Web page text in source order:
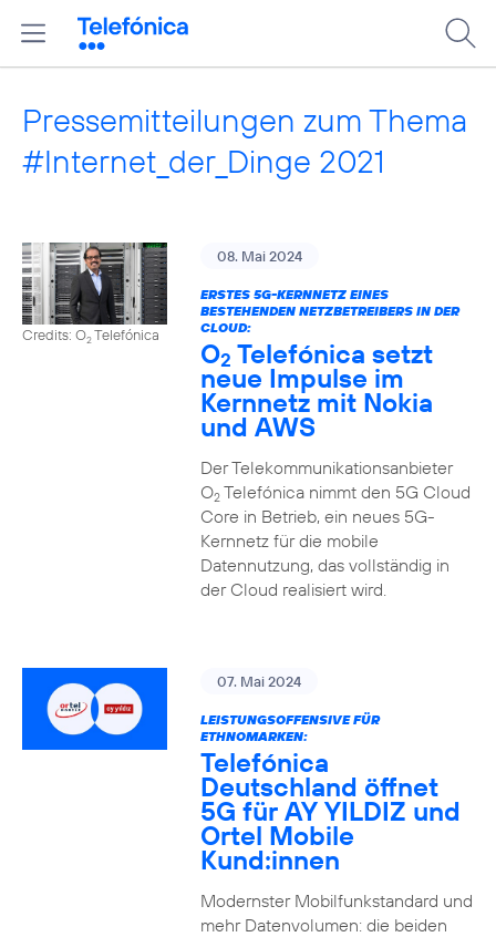
Pressemitteilungen zum Thema
#Internet_der_Dinge 2021
Credits: O2Telefónica
08. Mai 2024
ERSTES 5G-KERNNETZ EINES
BESTEHENDEN NETZBETREIBERS IN DER
CLOUD:
O2 Telefónica setzt
neue Impulse im
Kernnetz mit Nokia
und AWS
Der Telekommunikationsanbieter
O2Telefónica nimmt den 5G Cloud
Core in Betrieb, ein neues 5G-
Kernnetz für die mobile
Datennutzung, das vollständig in
der Cloud realisiert wird.
07. Mai 2024
LEISTUNGSOFFENSIVE FÜR
ETHNOMARKEN:
Telefónica
Deutschland öffnet
5G für AY YILDIZ und
Ortel Mobile
Kund:innen
Modernster Mobilfunkstandard und
mehr Datenvolumen: die beiden